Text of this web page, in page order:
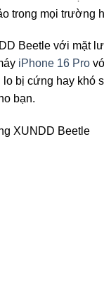
trong mọi trường
Beetle với mặt
iPhone 16 Pro
bị cứng hay
bạn.